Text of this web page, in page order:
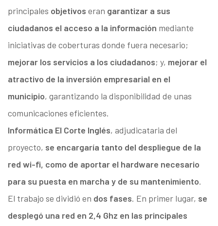
principales objetivos eran garantizar a sus
ciudadanos el acceso a la información mediante
iniciativas de coberturas donde fuera necesario;
mejorar los servicios a los ciudadanos; y, mejorar el
atractivo de la inversión empresarial en el
municipio, garantizando la disponibilidad de unas
comunicaciones eficientes.
Informática El Corte Inglés, adjudicataria del
proyecto, se encargaría tanto del despliegue de la
red wi-fi, como de aportar el hardware necesario
para su puesta en marcha y de su mantenimiento.
El trabajo se dividió en dos fases. En primer lugar, se
desplegó una red en 2,4 Ghz en las principales